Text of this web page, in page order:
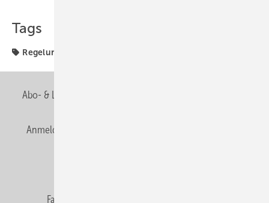
Tags
Regelung
Abo- & Leserservice
Anmelden
Fachbeiträge